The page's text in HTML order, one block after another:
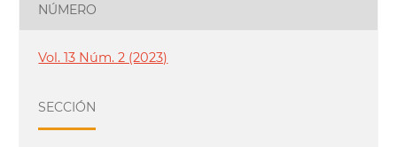
NÚMERO
Vol. 13 Núm. 2 (2023)
SECCIÓN